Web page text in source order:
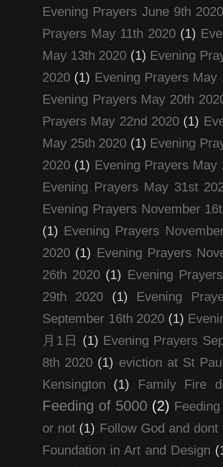
Evening Prayers June 9th
Prayers May 11th 2020 (1)
May 13th 2020 (1) Evening
2020 (1) Evening Prayers May
Evening Prayers May 20th
Prayers May 22nd 2020 (1)
May 25th 2020 (1) Evening
2020 (1) Evening Prayers May
Evening Prayers May 31st
Evening Prayers November
(1) Evening Prayers
2020 (1) Evening Prayers
26th 2020 (1) Evening
29th 2020
(1)
Evening
September 16th 2020 (1)
月1日
(1) Evening Prayers
8th 2020 (1) eviction at St
Kensington
(1) Family Fire
Feeding of 5000 (2)
or not (1) Follow God and dont
Foundation in Art and Design